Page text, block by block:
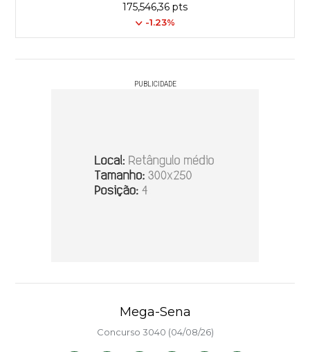
175,546,36 pts
-1.23%
PUBLICIDADE
Mega-Sena
Concurso 3040 (04/08/26)